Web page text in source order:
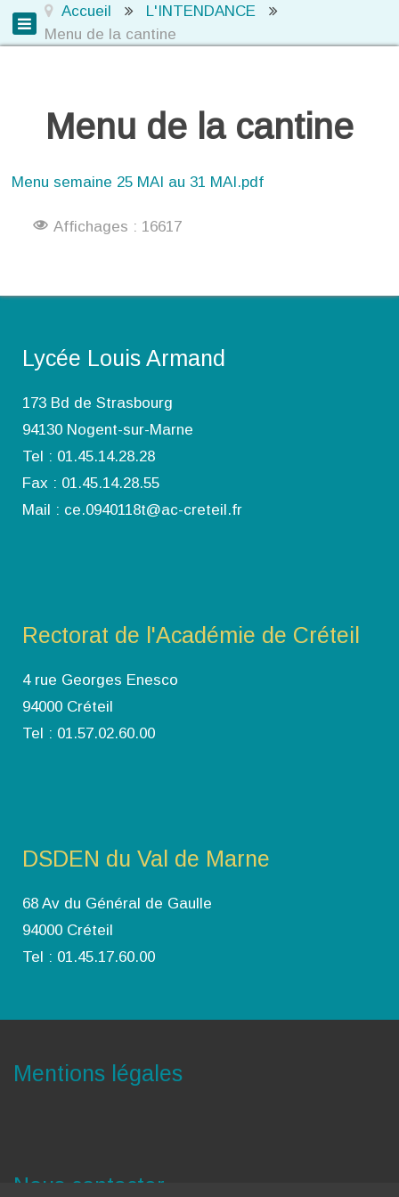
Accueil
L'INTENDANCE
Menu de la cantine
Menu de la cantine
Menu semaine 25 MAI au 31 MAI.pdf
Affichages : 16617
Lycée Louis Armand
173 Bd de Strasbourg
94130 Nogent-sur-Marne
Tel : 01.45.14.28.28
Fax : 01.45.14.28.55
Mail : ce.0940118t@ac-creteil.fr
Rectorat de l'Académie de Créteil
4 rue Georges Enesco
94000 Créteil
Tel : 01.57.02.60.00
DSDEN du Val de Marne
68 Av du Général de Gaulle
94000 Créteil
Tel : 01.45.17.60.00
Mentions légales
Nous contacter